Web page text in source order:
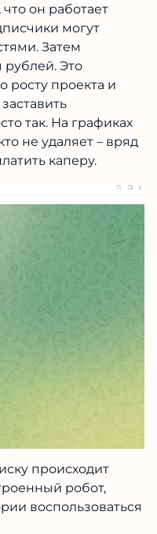
он работает
могут
Затем
рублей. Это
росту проекта и
так. На графиках
не удаляет – вряд
каперу.
происходит
робот,
воспользоваться